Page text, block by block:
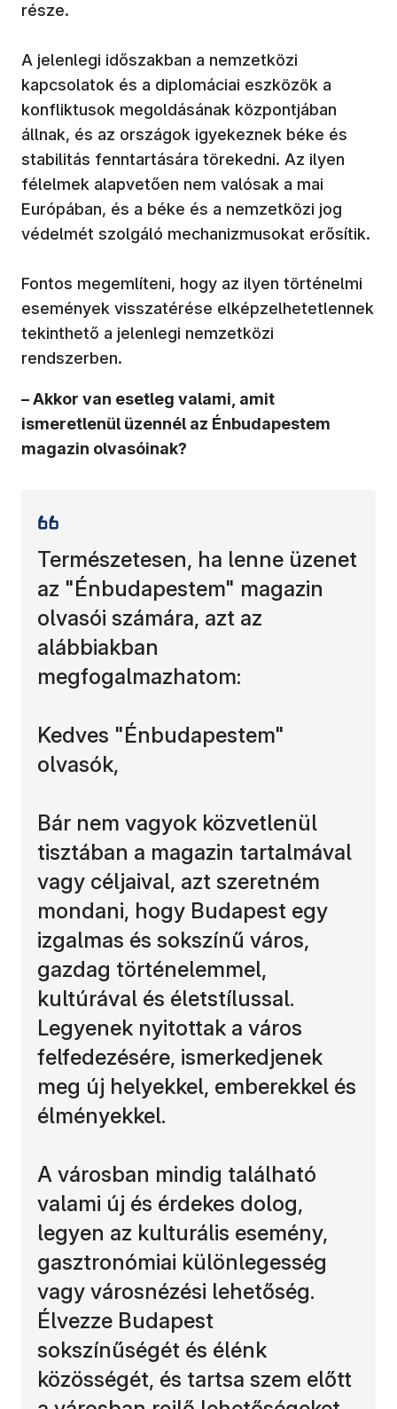
része.
A jelenlegi időszakban a nemzetközi
kapcsolatok és a diplomáciai eszközök a
konfliktusok megoldásának központjában
állnak, és az országok igyekeznek béke és
stabilitás fenntartására törekedni. Az ilyen
félelmek alapvetően nem valósak a mai
Európában, és a béke és a nemzetközi jog
védelmét szolgáló mechanizmusokat erősítik.
Fontos megemlíteni, hogy az ilyen történelmi
események visszatérése elképzelhetetlennek
tekinthető a jelenlegi nemzetközi
rendszerben.
– Akkor van esetleg valami, amit
ismeretlenül üzennél az Énbudapestem
magazin olvasóinak?
Természetesen, ha lenne üzenet
az "Énbudapestem" magazin
olvasói számára, azt az
alábbiakban
megfogalmazhatom:
Kedves "Énbudapestem"
olvasók,
Bár nem vagyok közvetlenül
tisztában a magazin tartalmával
vagy céljaival, azt szeretném
mondani, hogy Budapest egy
izgalmas és sokszínű város,
gazdag történelemmel,
kultúrával és életstílussal.
Legyenek nyitottak a város
felfedezésére, ismerkedjenek
meg új helyekkel, emberekkel és
élményekkel.
A városban mindig található
valami új és érdekes dolog,
legyen az kulturális esemény,
gasztronómiai különlegesség
vagy városnézési lehetőség.
Élvezze Budapest
sokszínűségét és élénk
közösségét, és tartsa szem előtt